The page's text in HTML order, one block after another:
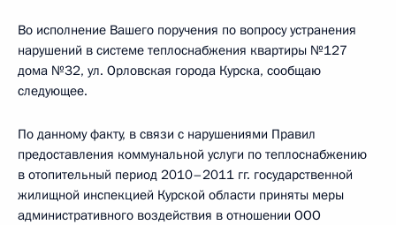
Во исполнение Вашего поручения по вопросу устранения
нарушений в системе теплоснабжения квартиры №127
дома №32, ул. Орловская города Курска, сообщаю
следующее.
По данному факту, в связи с нарушениями Правил
предоставления коммунальной услуги по теплоснабжению
в отопительный период 2010–2011 гг. государственной
жилищной инспекцией Курской области приняты меры
административного воздействия в отношении ООО